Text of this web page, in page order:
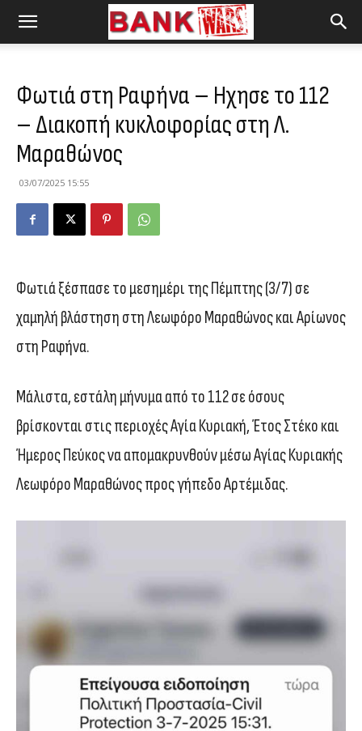
Φωτιά στη Ραφήνα – Ηχησε το 112
– Διακοπή κυκλοφορίας στη Λ.
Μαραθώνος
03/07/2025 15:55
Φωτιά ξέσπασε το μεσημέρι της Πέμπτης (3/7) σε
χαμηλή βλάστηση στη Λεωφόρο Μαραθώνος και Αρίωνος
στη Ραφήνα.
Μάλιστα, εστάλη μήνυμα από το 112 σε όσους
βρίσκονται στις περιοχές Αγία Κυριακή, Έτος Στέκο και
Ήμερος Πεύκος να απομακρυνθούν μέσω Αγίας Κυριακής
Λεωφόρο Μαραθώνος προς γήπεδο Αρτέμιδας.